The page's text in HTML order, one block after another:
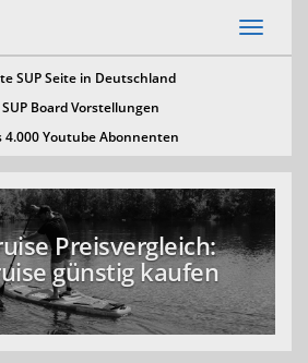
SUP Seite in Deutschland
Board Vorstellungen
4.000 Youtube Abonnenten
Preisvergleich:
günstig kaufen
Sonderangebote
Test 2024 haben wir alle
Boards getestet und waren
gib es wieder großeBluefin
hier.